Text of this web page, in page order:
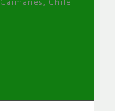
Caimanes, Chile